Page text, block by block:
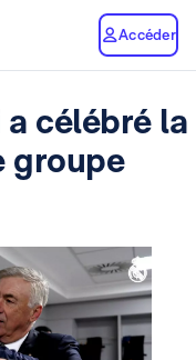
Accéder
célébré la
groupe